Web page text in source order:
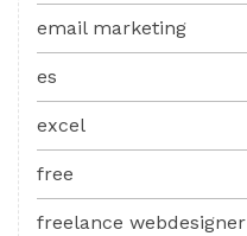
email marketing
es
excel
free
freelance webdesigner